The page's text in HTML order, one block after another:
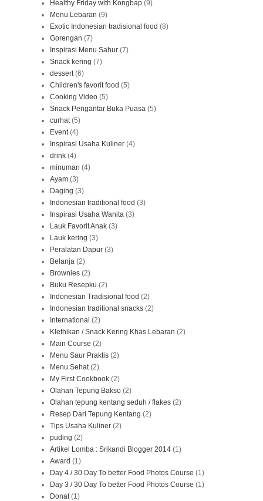
Healthy Friday with Kongbap (9)
Menu Lebaran (9)
Exotic Indonesian tradisional food (8)
Gorengan (7)
Inspirasi Menu Sahur (7)
Snack kering (7)
dessert (6)
Children's favorit food (5)
Cooking Video (5)
Snack Pengantar Buka Puasa (5)
curhat (5)
Event (4)
Inspirasi Usaha Kuliner (4)
drink (4)
minuman (4)
Ayam (3)
Daging (3)
Indonesian traditional food (3)
Inspirasi Usaha Wanita (3)
Lauk Favorit Anak (3)
Lauk kering (3)
Peralatan Dapur (3)
Belanja (2)
Brownies (2)
Buku Resepku (2)
Indonesian Tradisional food (2)
Indonesian traditional snacks (2)
International (2)
Klethikan / Snack Kering Khas Lebaran (2)
Main Course (2)
Menu Saur Praktis (2)
Menu Sehat (2)
My First Cookbook (2)
Olahan Tepung Bakso (2)
Olahan tepung kentang seduh / flakes (2)
Resep Dari Tepung Kentang (2)
Tips Usaha Kuliner (2)
puding (2)
Artikel Lomba : Srikandi Blogger 2014 (1)
Award (1)
Day 4 / 30 Day To better Food Photos Course (1)
Day 3 / 30 Day To better Food Photos Course (1)
Donat (1)